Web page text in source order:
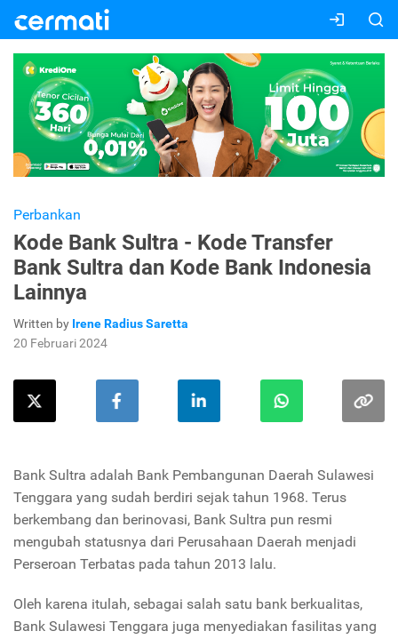
Perbankan
Kode Bank Sultra - Kode Transfer
Bank Sultra dan Kode Bank Indonesia
Lainnya
Written by Irene Radius Saretta
20 Februari 2024
Bank Sultra adalah Bank Pembangunan Daerah Sulawesi
Tenggara yang sudah berdiri sejak tahun 1968. Terus
berkembang dan berinovasi, Bank Sultra pun resmi
mengubah statusnya dari Perusahaan Daerah menjadi
Perseroan Terbatas pada tahun 2013 lalu.
Oleh karena itulah, sebagai salah satu bank berkualitas,
Bank Sulawesi Tenggara juga menyediakan fasilitas yang